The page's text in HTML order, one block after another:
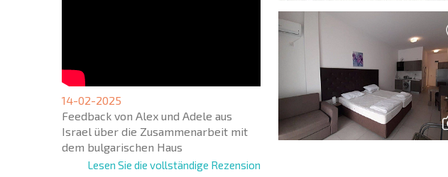
14-02-2025
Feedback von Alex und Adele aus
Israel über die Zusammenarbeit mit
dem bulgarischen Haus
Lesen Sie die vollständige Rezension